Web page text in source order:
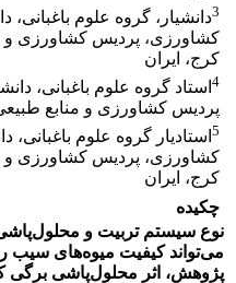
3دانشیار، گروه علوم
کشاورزی، پردیس کشاورزی و
کرج، ایران
4 استاد گروه علوم باغبانی،
پردیس کشاورزی و منابع
5 استادیار گروه علوم
کشاورزی، پردیس کشاورزی و
کرج، ایران
چکیده
نوع سیستم تربیت و
می‌تواند کیفیت میوه‌های سیب
پژوهش، اثر محلول‌پاشی برگی